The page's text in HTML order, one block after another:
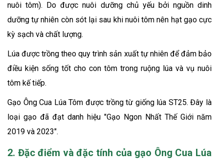
nuôi tôm). Do được nuôi dưỡng chủ yếu bởi nguồn dinh
dưỡng tự nhiên còn sót lại sau khi nuôi tôm nên hạt gạo cực
kỳ sạch và chất lượng.
Lúa được trồng theo quy trình sản xuất tự nhiên để đảm bảo
điều kiện sống tốt cho con tôm trong ruộng lúa và vụ nuôi
tôm kế tiếp.
Gạo Ông Cua Lúa Tôm được trồng từ giống lúa ST25. Đây là
loại gạo đã đạt danh hiệu "Gạo Ngon Nhất Thế Giới năm
2019 và 2023".
2. Đặc điểm và đặc tính của gạo Ông Cua Lúa